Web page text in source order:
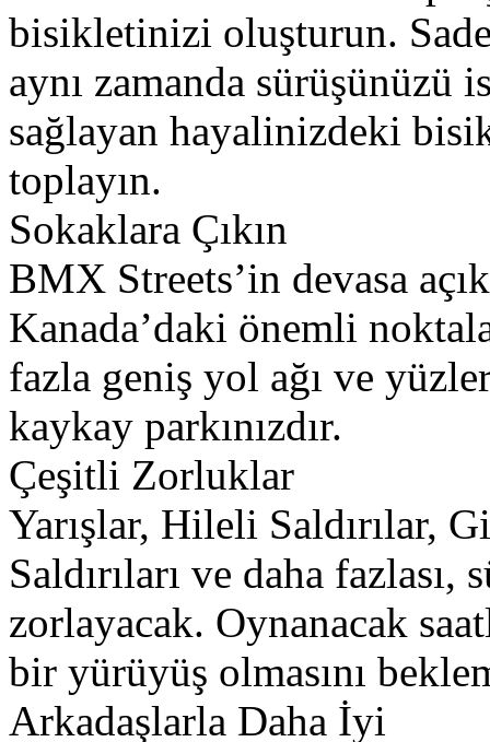
bisikletinizi oluşturun.
aynı zamanda sürüşünüzü
sağlayan hayalinizdeki
toplayın.
Sokaklara Çıkın
BMX Streets’in devasa
Kanada’daki önemli
fazla geniş yol ağı ve
kaykay parkınızdır.
Çeşitli Zorluklar
Yarışlar, Hileli Saldırılar,
Saldırıları ve daha
zorlayacak. Oynanacak
bir yürüyüş olmasını
Arkadaşlarla Daha İyi